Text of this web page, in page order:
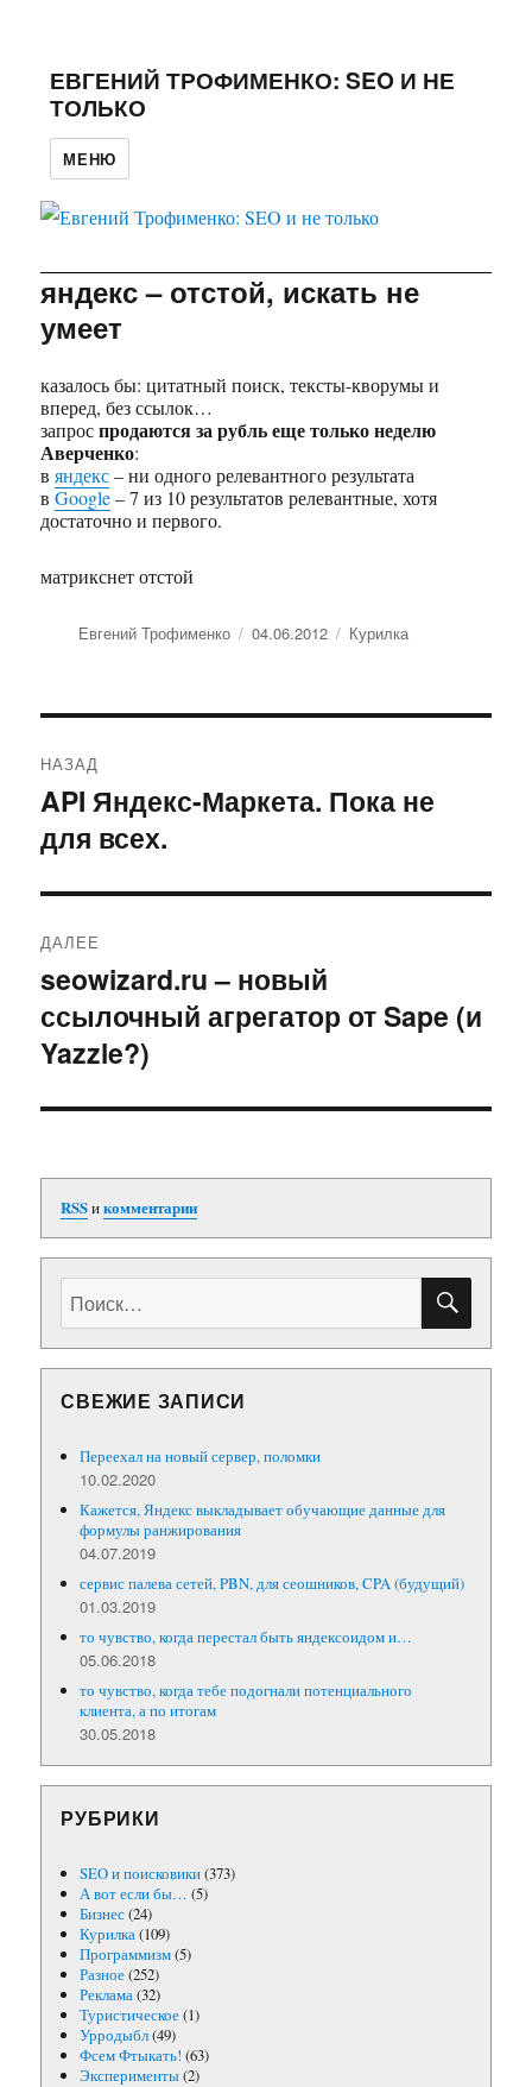
ЕВГЕНИЙ ТРОФИМЕНКО: SEO И НЕ
ТОЛЬКО
МЕНЮ
яндекс – отстой, искать не
умеет
казалось бы: цитатный поиск, тексты-кворумы и
вперед, без ссылок…
запроспродаются за рубль еще только неделю
Аверченко:
вяндекс– ни одного релевантного результата
вGoogle– 7 из 10 результатов релевантные, хотя
достаточно и первого.
матрикснет отстой
Автор
Евгений Трофименко Опубликовано
04.06.2012 Рубрики
Курилка
по
записям
НАЗАД
Предыдущая
запись:
API Яндекс-Маркета. Пока не
для всех.
ДАЛЕЕ
Следующая
запись:
seowizard.ru – новый
ссылочный агрегатор от Sape (и
Yazzle?)
RSSикомментарии
СВЕЖИЕ ЗАПИСИ
Переехал на новый сервер, поломки
10.02.2020
Кажется, Яндекс выкладывает обучающие данные для
формулы ранжирования
04.07.2019
сервис палева сетей, PBN, для сеошников, CPA (будущий)
01.03.2019
то чувство, когда перестал быть яндексоидом и…
05.06.2018
то чувство, когда тебе подогнали потенциального
клиента, а по итогам
30.05.2018
РУБРИКИ
SEO и поисковики(373)
А вот если бы… (5)
Бизнес(24)
Курилка(109)
Программизм(5)
Разное(252)
Реклама(32)
Туристическое(1)
Урродыбл(49)
Фсем Фтыкать! (63)
Эксперименты(2)